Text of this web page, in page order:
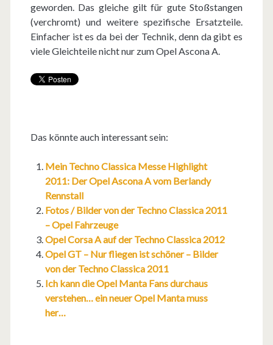
geworden. Das gleiche gilt für gute Stoßstangen
(verchromt) und weitere spezifische Ersatzteile.
Einfacher ist es da bei der Technik, denn da gibt es
viele Gleichteile nicht nur zum Opel Ascona A.
Das könnte auch interessant sein:
Mein Techno Classica Messe Highlight
2011: Der Opel Ascona A vom Berlandy
Rennstall
Fotos / Bilder von der Techno Classica 2011
– Opel Fahrzeuge
Opel Corsa A auf der Techno Classica 2012
Opel GT – Nur fliegen ist schöner – Bilder
von der Techno Classica 2011
Ich kann die Opel Manta Fans durchaus
verstehen… ein neuer Opel Manta muss
her…